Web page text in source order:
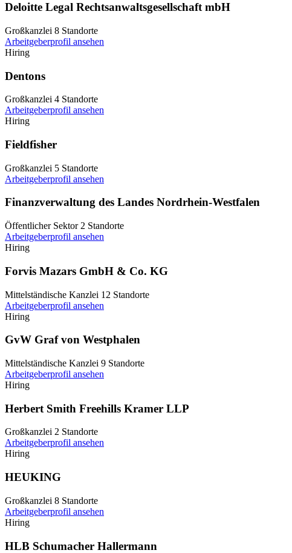
Deloitte Legal Rechtsanwaltsgesellschaft mbH
Großkanzlei 8 Standorte
Arbeitgeberprofil ansehen
Hiring
Dentons
Großkanzlei 4 Standorte
Arbeitgeberprofil ansehen
Hiring
Fieldfisher
Großkanzlei 5 Standorte
Arbeitgeberprofil ansehen
Finanzverwaltung des Landes Nordrhein-Westfalen
Öffentlicher Sektor 2 Standorte
Arbeitgeberprofil ansehen
Hiring
Forvis Mazars GmbH & Co. KG
Mittelständische Kanzlei 12 Standorte
Arbeitgeberprofil ansehen
Hiring
GvW Graf von Westphalen
Mittelständische Kanzlei 9 Standorte
Arbeitgeberprofil ansehen
Hiring
Herbert Smith Freehills Kramer LLP
Großkanzlei 2 Standorte
Arbeitgeberprofil ansehen
Hiring
HEUKING
Großkanzlei 8 Standorte
Arbeitgeberprofil ansehen
Hiring
HLB Schumacher Hallermann